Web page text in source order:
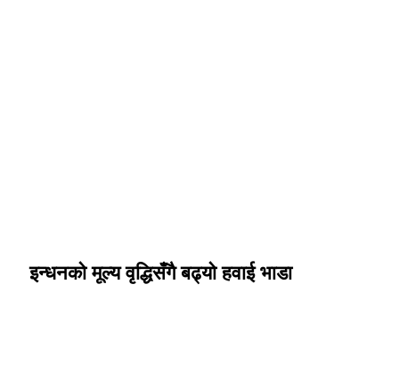
इन्धनको मूल्य वृद्धिसँगै बढ्यो हवाई भाडा